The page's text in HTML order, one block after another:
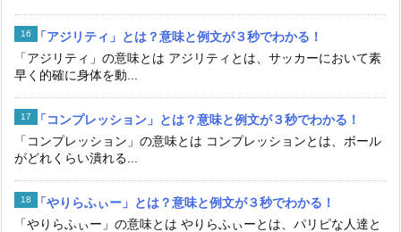
「アジリティ」とは？意味と例文が３秒でわかる！
「アジリティ」の意味とは アジリティとは、サッカーにおいて素
早く的確に身体を動...
「コンプレッション」とは？意味と例文が３秒でわかる！
「コンプレッション」の意味とは コンプレッションとは、ボール
がどれくらい潰れる...
「やりらふぃー」とは？意味と例文が３秒でわかる！
「やりらふぃー」の意味とは やりらふぃーとは、パリピな人達と